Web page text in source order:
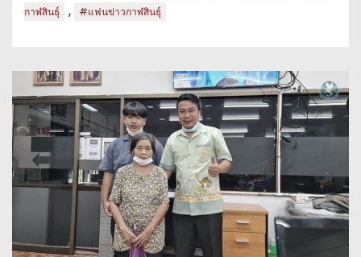
กาฬสินธุ์
, #แฟนข่าวกาฬสินธุ์